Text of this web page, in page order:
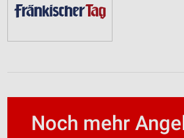
Noch mehr